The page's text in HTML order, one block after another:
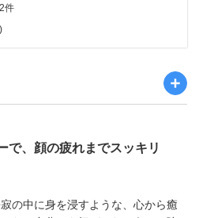
2件
で、顔の疲れまでスッキリ
の中に身を浸すような、心から癒